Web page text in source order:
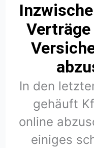
In den
gehäuft
online
einiges